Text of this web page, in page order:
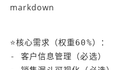
markdown
-